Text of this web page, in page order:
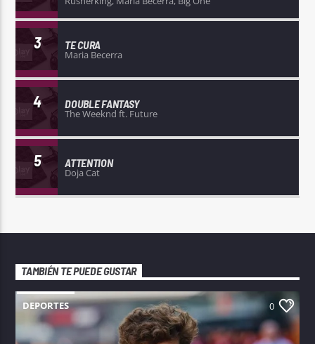
3 TE CURA
Maria Becerra
4 DOUBLE FANTASY
The Weeknd ft. Future
5 ATTENTION
Doja Cat
TAMBIÉN TE PUEDE GUSTAR
DEPORTES 0